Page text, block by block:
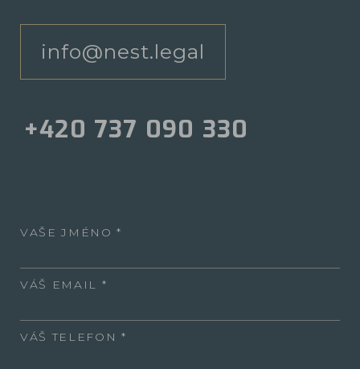
info@nest.legal
+420 737 090 330
VAŠE JMÉNO
VÁŠ EMAIL
VÁŠ TELEFON